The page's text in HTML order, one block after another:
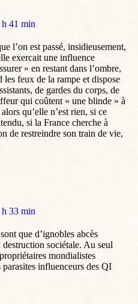
41 min
l’on est passé, insidieusement,
exercait une influence
» en restant dans l’ombre,
feux de la rampe et dispose
de gardes du corps, de
qui coûtent « une blinde » à
qu’elle n’est rien, si ce
si la France cherche à
de restreindre son train de vie,
33 min
que d’ignobles abcès
sociétale. Au seul
mondialistes
influenceurs des QI